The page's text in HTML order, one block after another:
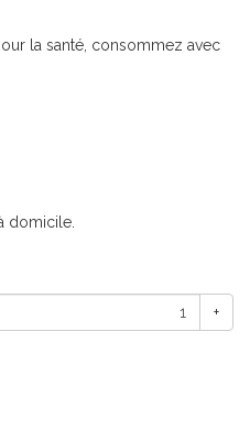
la santé, consommez avec
domicile.
+